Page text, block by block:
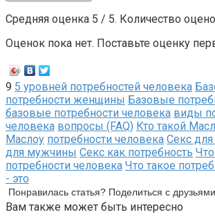
Средняя оценка 5 / 5. Количество
Оценок пока нет. Поставьте оценку
9 5 уровней потребностей человека
потребности женщины Базовые
базовые потребности человека виды
человека вопросы (FAQ) Кто такой
Маслоу потребности человека Секс
для мужчины Секс как потребность
потребности человека Что такое
- это
Понравилась статья? Поделиться с
Вам также может быть интересно